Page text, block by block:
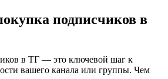
подписчиков в
в ТГ — это ключевой шаг к
вашего канала или группы. Чем